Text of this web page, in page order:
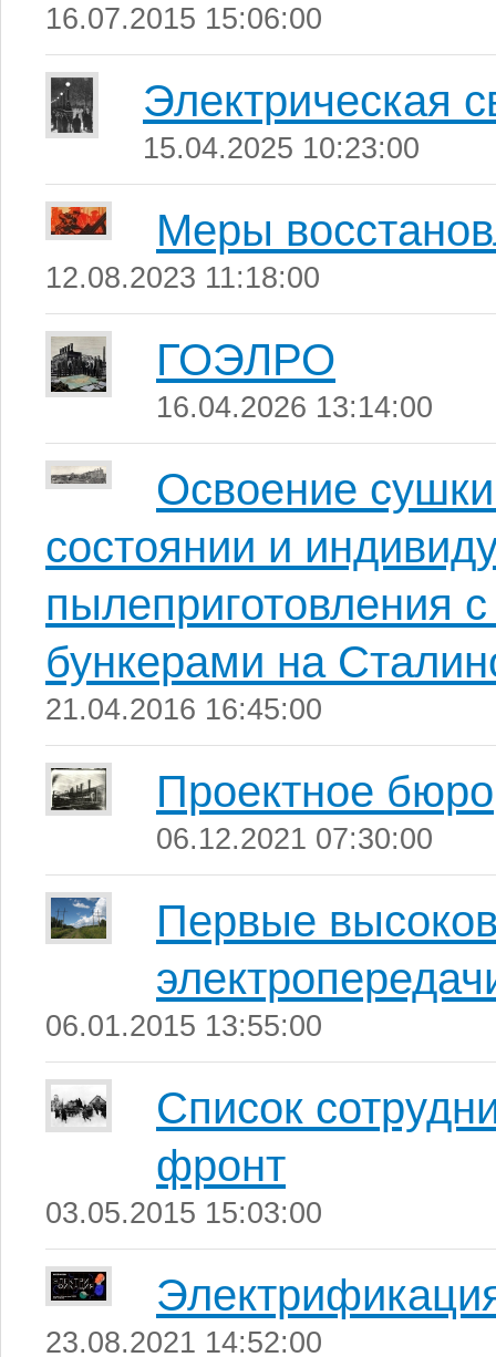
16.07.2015 15:06:00
Электрическая
15.04.2025 10:23:00
Меры
12.08.2023 11:18:00
ГОЭЛРО
16.04.2026 13:14:00
Освоение
состоянии и
пылеприготовления
бункерами на
21.04.2016 16:45:00
Проектное бюро
06.12.2021 07:30:00
Первые
06.01.2015 13:55:00
Список
фронт
03.05.2015 15:03:00
23.08.2021 14:52:00